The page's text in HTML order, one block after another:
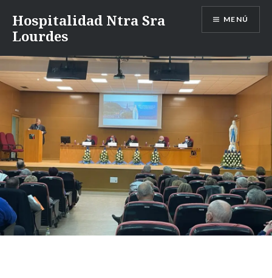
contenido
Hospitalidad Ntra Sra
Lourdes
MENÚ